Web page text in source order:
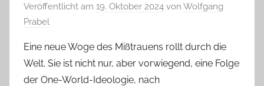
Veröffentlicht am 19. Oktober 2024 von Wolfgang
Prabel
Eine neue Woge des Mißtrauens rollt durch die
Welt. Sie ist nicht nur, aber vorwiegend, eine Folge
der One-World-Ideologie, nach